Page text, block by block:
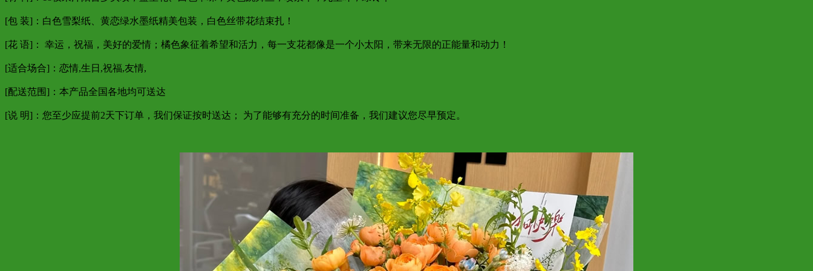
[包 装]：白色雪梨纸、黄恋绿水墨纸精美包装，白色丝带花结束扎！
[花 语]： 幸运，祝福，美好的爱情；橘色象征着希望和活力，每一支花都像是一个小太阳，带来无限的正能量和动力！
[适合场合]：恋情,生日,祝福,友情,
[配送范围]：本产品全国各地均可送达
[说 明]：您至少应提前2天下订单，我们保证按时送达； 为了能够有充分的时间准备，我们建议您尽早预定。